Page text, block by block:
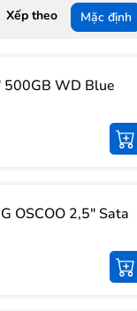
Xếp theo Mặc định
500GB WD Blue
OSCOO 2,5" Sata